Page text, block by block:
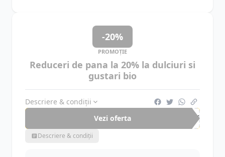
-20%
PROMOȚIE
Reduceri de pana la 20% la dulciuri si
gustari bio
Descriere & condiții
Vezi oferta
-20%
Descriere & condiții